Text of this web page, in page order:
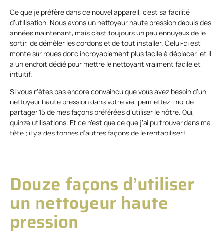
Ce que je préfère dans ce nouvel appareil, c’est sa facilité
d’utilisation. Nous avons un nettoyeur haute pression depuis des
années maintenant, mais c’est toujours un peu ennuyeux de le
sortir, de démêler les cordons et de tout installer. Celui-ci est
monté sur roues donc incroyablement plus facile à déplacer, et il
a un endroit dédié pour mettre le nettoyant vraiment facile et
intuitif.
Si vous n’êtes pas encore convaincu que vous avez besoin d’un
nettoyeur haute pression dans votre vie, permettez-moi de
partager 15 de mes façons préférées d’utiliser le nôtre. Oui,
quinze utilisations. Et ce n’est que ce que j’ai pu trouver dans ma
tête ; il y a des tonnes d’autres façons de le rentabiliser !
Douze façons d’utiliser
un nettoyeur haute
pression